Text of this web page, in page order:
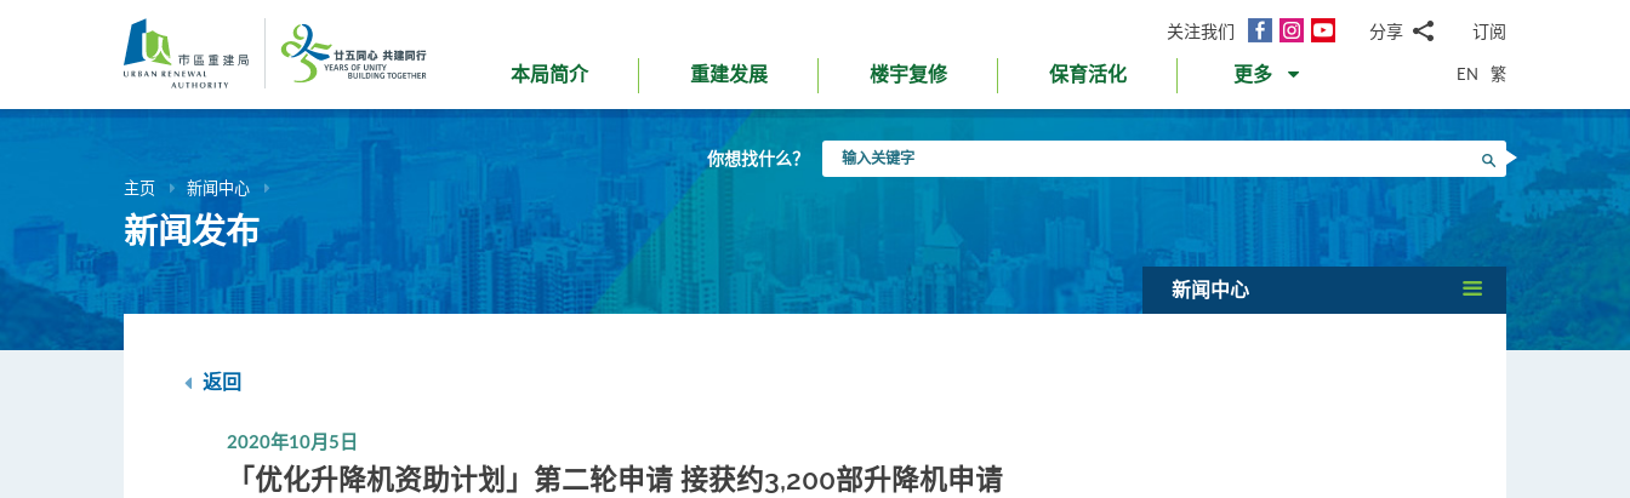
内
关注我们
面
InstagramYouTube分享
邮WhatsApp
微
信
面
书Twitter
LinkedIn
微
订阅
本局简介 重建发展 楼宇复修 保育活化 更多 EN 繁
你想找什么？
入
搜寻
主页 新闻中心
新闻发布
新闻中心
返回
2020年10月5日
「优化升降机资助计划」第二轮申请 接获约3,200部升降机申请